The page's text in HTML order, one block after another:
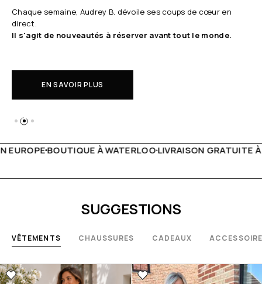
Chaque semaine, Audrey B. dévoile ses coups de cœur en
direct.
Il s'agit de nouveautés à réserver avant tout le monde.
EN SAVOIR PLUS
LIVRAISON GRATUITE À PARTIR DE 150€LIVE
SUGGESTIONS
VÊTEMENTS CHAUSSURES CADEAUX